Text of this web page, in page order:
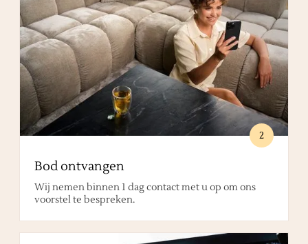
2
Bod ontvangen
Wij nemen binnen 1 dag contact met u op om ons
voorstel te bespreken.